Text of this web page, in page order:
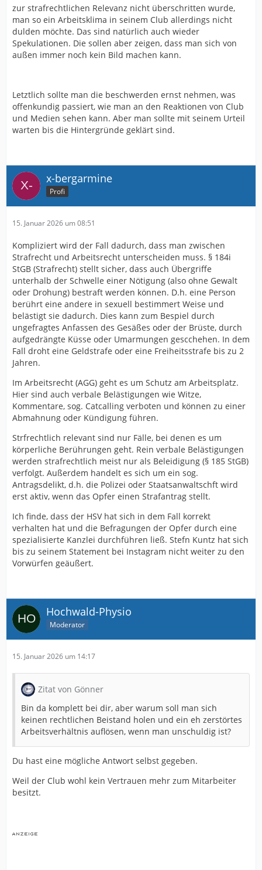
zur strafrechtlichen Relevanz nicht überschritten wurde,
man so ein Arbeitsklima in seinem Club allerdings nicht
dulden möchte. Das sind natürlich auch wieder
Spekulationen. Die sollen aber zeigen, dass man sich von
außen immer noch kein Bild machen kann.
Letztlich sollte man die beschwerden ernst nehmen, was
offenkundig passiert, wie man an den Reaktionen von Club
und Medien sehen kann. Aber man sollte mit seinem Urteil
warten bis die Hintergründe geklärt sind.
x-bergarmine
Profi
15. Januar 2026 um 08:51
Kompliziert wird der Fall dadurch, dass man zwischen
Strafrecht und Arbeitsrecht unterscheiden muss. § 184i
StGB (Strafrecht) stellt sicher, dass auch Übergriffe
unterhalb der Schwelle einer Nötigung (also ohne Gewalt
oder Drohung) bestraft werden können. D.h. eine Person
berührt eine andere in sexuell bestimmert Weise und
belästigt sie dadurch. Dies kann zum Bespiel durch
ungefragtes Anfassen des Gesäßes oder der Brüste, durch
aufgedrängte Küsse oder Umarmungen gescchehen. In dem
Fall droht eine Geldstrafe oder eine Freiheitsstrafe bis zu 2
Jahren.
Im Arbeitsrecht (AGG) geht es um Schutz am Arbeitsplatz.
Hier sind auch verbale Belästigungen wie Witze,
Kommentare, sog. Catcalling verboten und können zu einer
Abmahnung oder Kündigung führen.
Strfrechtlich relevant sind nur Fälle, bei denen es um
körperliche Berührungen geht. Rein verbale Belästigungen
werden strafrechtlich meist nur als Beleidigung (§ 185 StGB)
verfolgt. Außerdem handelt es sich um ein sog.
Antragsdelikt, d.h. die Polizei oder Staatsanwaltschft wird
erst aktiv, wenn das Opfer einen Strafantrag stellt.
Ich finde, dass der HSV hat sich in dem Fall korrekt
verhalten hat und die Befragungen der Opfer durch eine
spezialisierte Kanzlei durchführen ließ. Stefn Kuntz hat sich
bis zu seinem Statement bei Instagram nicht weiter zu den
Vorwürfen geäußert.
Hochwald-Physio
Moderator
15. Januar 2026 um 14:17
Zitat von Gönner
Bin da komplett bei dir, aber warum soll man sich
keinen rechtlichen Beistand holen und ein eh zerstörtes
Arbeitsverhältnis auflösen, wenn man unschuldig ist?
Du hast eine mögliche Antwort selbst gegeben.
Weil der Club wohl kein Vertrauen mehr zum Mitarbeiter
besitzt.